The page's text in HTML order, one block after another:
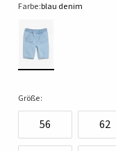
Farbe:blau denim
Größe:
56 62